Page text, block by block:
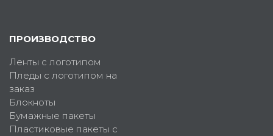
ПРОИЗВОДСТВО
Ленты с логотипом
Пледы с логотипом на
заказ
Блокноты
Бумажные пакеты
Пластиковые пакеты с